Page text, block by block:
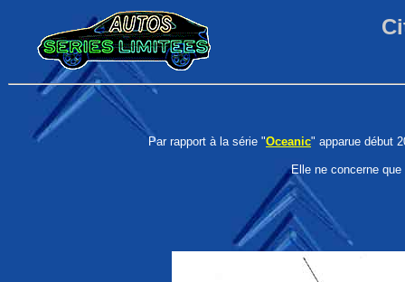
Par rapport à la série "Oceanic" apparue début
Elle ne concerne